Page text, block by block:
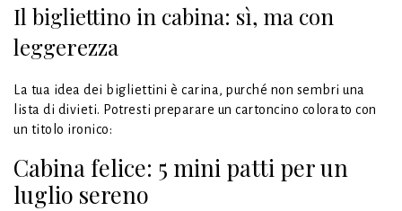
Il bigliettino in cabina: sì, ma con
leggerezza
La tua idea dei bigliettini è carina, purché non sembri una
lista di divieti. Potresti preparare un cartoncino colorato con
un titolo ironico:
Cabina felice: 5 mini patti per un
luglio sereno